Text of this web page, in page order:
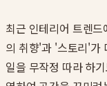
최근 인테리어 트렌
의 취향'과 '스토리'가
일을 무작정 따라 하